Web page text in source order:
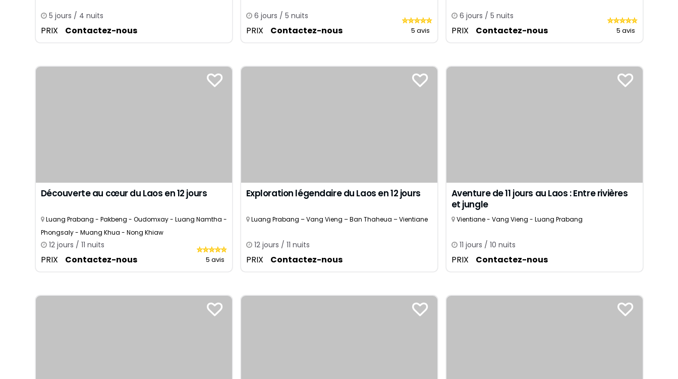
5 jours / 4 nuits
PRIX Contactez-nous
6 jours / 5 nuits
PRIX Contactez-nous 5 avis
6 jours / 5 nuits
PRIX Contactez-nous 5 avis
Découverte au cœur du Laos en 12 jours
Luang Prabang - Pakbeng - Oudomxay - Luang Namtha -
Phongsaly - Muang Khua - Nong Khiaw
12 jours / 11 nuits
PRIX Contactez-nous 5 avis
Exploration légendaire du Laos en 12 jours
Luang Prabang – Vang Vieng – Ban Thaheua – Vientiane
12 jours / 11 nuits
PRIX Contactez-nous
Aventure de 11 jours au Laos : Entre rivières
et jungle
Vientiane - Vang Vieng - Luang Prabang
11 jours / 10 nuits
PRIX Contactez-nous